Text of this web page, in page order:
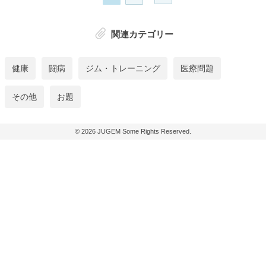
関連カテゴリー
健康 闘病 ジム・トレーニング 医療問題
その他 お題
© 2026 JUGEM Some Rights Reserved.